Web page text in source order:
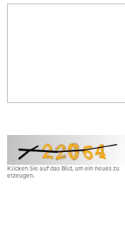
Klicken Sie auf das Bild, um ein neues zu
erzeugen.